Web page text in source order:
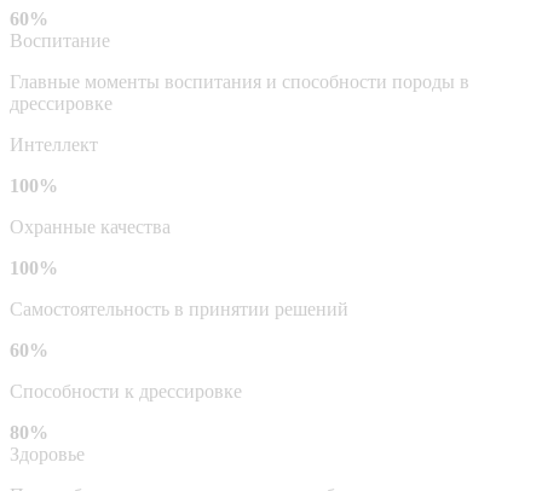
60%
Воспитание
Главные моменты воспитания и способности породы в
дрессировке
Интеллект
100%
Охранные качества
100%
Самостоятельность в принятии решений
60%
Способности к дрессировке
80%
Здоровье